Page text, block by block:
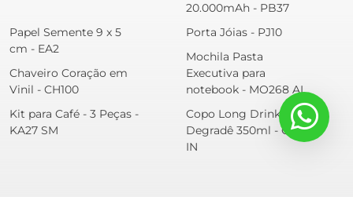
20.000mAh - PB37
Papel Semente 9 x 5
cm - EA2
Chaveiro Coração em
Vinil - CH100
Kit para Café - 3 Peças -
KA27 SM
Porta Jóias - PJ10
Mochila Pasta
Executiva para
notebook - MO268 AI
Copo Long Drink
Degradê 350ml - CO123
IN